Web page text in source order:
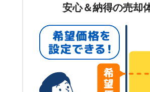
安心＆納得の売却